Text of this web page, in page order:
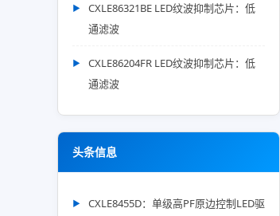
CXLE86321BE LED纹波抑制芯片：低
通滤波
CXLE86204FR LED纹波抑制芯片：低
通滤波
头条信息
CXLE8455D：单级高PF原边控制LED驱